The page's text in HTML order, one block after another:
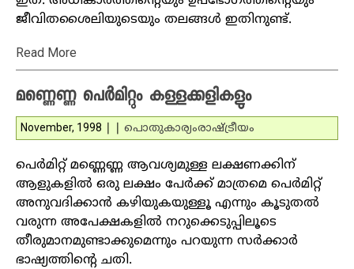
ജീവിതശൈലിയുടെയും തലങ്ങള്‍ ഇതിനുണ്ട്.
Read More
മണ്ണെണ്ണ പെര്‍മിറ്റും കള്ളക്കളികളും
November, 1998 പൊതുകാര്യംരാഷ്ട്രീയം
പെര്‍മിറ്റ് മണ്ണെണ്ണ ആവശ്യമുള്ള ലക്ഷണക്കിന്
ആളുകളില്‍ ഒരു ലക്ഷം പേര്‍ക്ക് മാത്രമെ പെര്‍മിറ്റ്
അനുവദിക്കാന്‍ കഴിയുകയുള്ളൂ എന്നും കൂടുതല്‍
വരുന്ന അപേക്ഷകളില്‍ നറുക്കെടുപ്പിലൂടെ
തീരുമാനമുണ്ടാക്കുമെന്നും പറയുന്ന സര്‍ക്കാര്‍
ഭാഷ്യത്തിന്റെ ചതി.